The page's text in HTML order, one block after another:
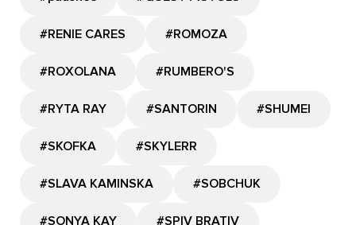
#RENIE CARES #ROMOZA
#ROXOLANA #RUMBERO'S
#RYTA RAY #SANTORIN #SHUMEI
#SKOFKA #SKYLERR
#SLAVA KAMINSKA #SOBCHUK
#SONYA KAY #SPIV BRATIV